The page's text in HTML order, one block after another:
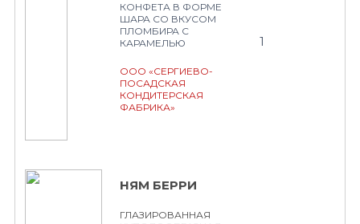
КОНФЕТА В ФОРМЕ
ШАРА СО ВКУСОМ
ПЛОМБИРА С
КАРАМЕЛЬЮ
ООО «СЕРГИЕВО-
ПОСАДСКАЯ
КОНДИТЕРСКАЯ
ФАБРИКА»
1
НЯМ БЕРРИ
ГЛАЗИРОВАННАЯ